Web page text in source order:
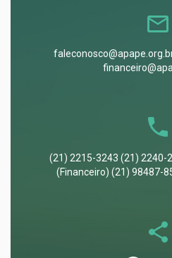
(21) 2215-3243 (21) 2240-
(Financeiro) (21) 98487-